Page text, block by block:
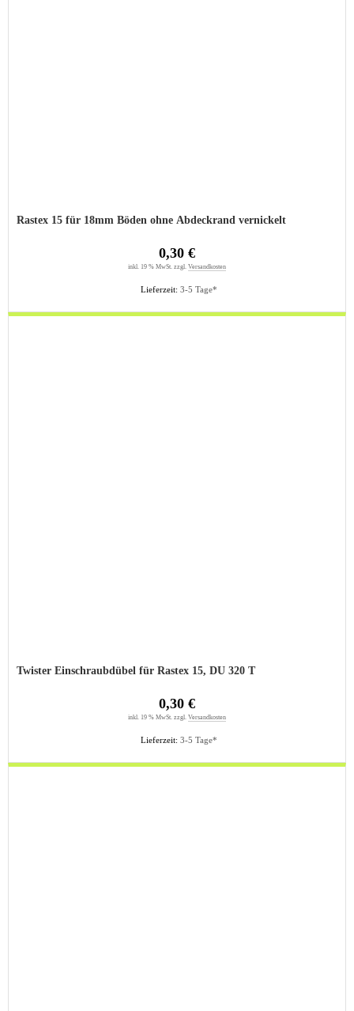
Rastex 15 für 18mm Böden ohne Abdeckrand vernickelt
Lieferzeit: 3-5 Tage*
0,30 €
inkl. 19 % MwSt. zzgl. Versandkosten
Twister Einschraubdübel für Rastex 15, DU 320 T
Lieferzeit: 3-5 Tage*
0,30 €
inkl. 19 % MwSt. zzgl. Versandkosten